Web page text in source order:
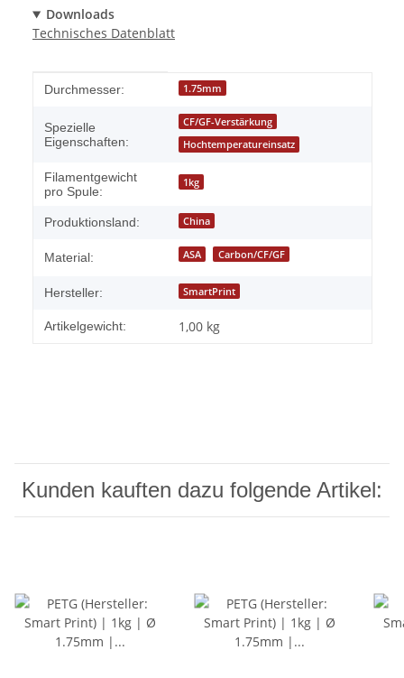
Downloads
Technisches Datenblatt
Produkteigenschaft
Wert
Durchmesser: 1.75mm
Spezielle
Eigenschaften:
CF/GF-Verstärkung
Hochtemperatureinsatz
Filamentgewicht
pro Spule:
1kg
Produktionsland: China
Material: ASA Carbon/CF/GF
Hersteller: SmartPrint
Artikelgewicht: 1,00 kg
Kunden kauften dazu folgende Artikel: